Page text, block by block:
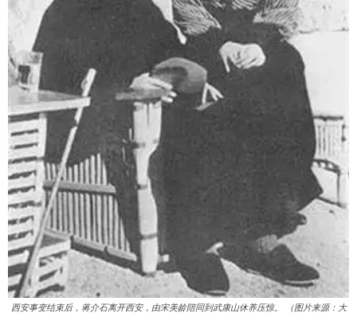
西安事变结束后，蒋介石离开西安，由宋美龄陪同到武康山休养压惊。 （图片来源：大